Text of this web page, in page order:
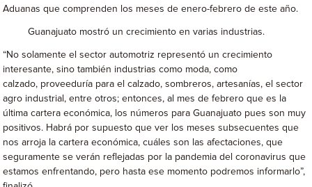
Aduanas que comprenden los meses de enero-febrero de este año.
Guanajuato mostró un crecimiento en varias industrias.
“No solamente el sector automotriz representó un crecimiento
interesante, sino también industrias como moda, como
calzado, proveeduría para el calzado, sombreros, artesanías, el sector
agro industrial, entre otros; entonces, al mes de febrero que es la
última cartera económica, los números para Guanajuato pues son muy
positivos. Habrá por supuesto que ver los meses subsecuentes que
nos arroja la cartera económica, cuáles son las afectaciones, que
seguramente se verán reflejadas por la pandemia del coronavirus que
estamos enfrentando, pero hasta ese momento podremos informarlo”,